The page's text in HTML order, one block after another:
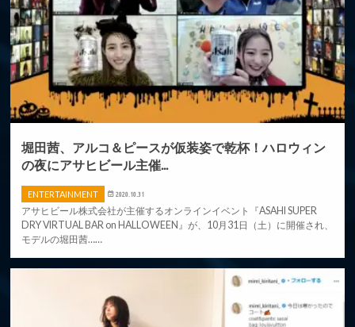
堀田茜、アルコ＆ピースが仮装姿で乾杯！ハロウィン
の夜にアサヒビール主催...
ENTERTAINMENT 2020.10.31
アサヒビール株式会社が主催するオンラインイベント『ASAHI SUPER
DRY VIRTUAL BAR on HALLOWEEN』が、10月31日（土）に開催され、
モデルの堀田茜……